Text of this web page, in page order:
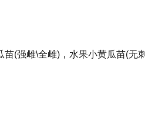
(强雌\全雌)，水果小黄瓜苗(无